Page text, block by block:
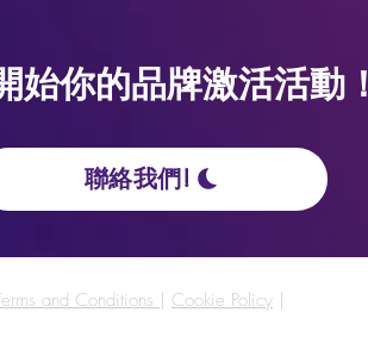
始你的品牌激活活動！
聯絡我們!
and Conditions | Cookie Policy |